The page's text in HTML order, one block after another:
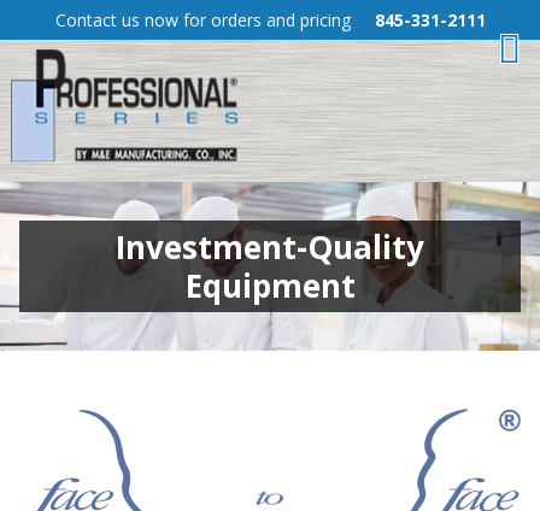
to
Content
Contact us now for orders and pricing 845-331-2111
Investment-Quality
Equipment